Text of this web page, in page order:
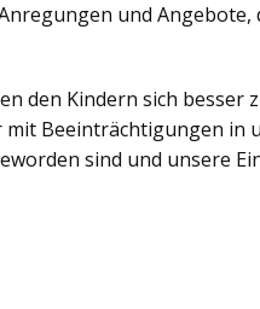
und
den Kindern sich
Beeinträchtigungen
sind und unsere